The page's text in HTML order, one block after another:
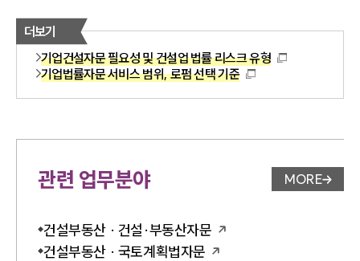
더보기
기업건설자문 필요성 및 건설업 법률 리스크 유형
기업법률자문 서비스 범위, 로펌 선택 기준
관련 업무분야 업무분야
MORE
건설부동산 · 건설·부동산자문
건설부동산 · 국토계획법자문